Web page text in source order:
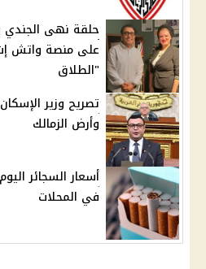
حلقة نهى الجندي
على منصة واتش
"الطلاق
تصريح وزير
وأرض الزمالك
في المحلات